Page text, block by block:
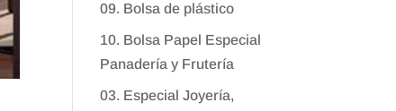
09. Bolsa de plástico
10. Bolsa Papel Especial
Panadería y Frutería
03. Especial Joyería,